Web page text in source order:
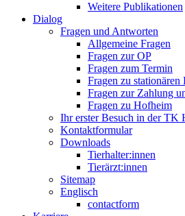
Weitere Publikationen
Dialog
Fragen und Antworten
Allgemeine Fragen
Fragen zur OP
Fragen zum Termin
Fragen zu stationären
Fragen zur Zahlung
Fragen zu Hofheim
Ihr erster Besuch in der TK
Kontaktformular
Downloads
Tierhalter:innen
Tierärzt:innen
Sitemap
Englisch
contactform